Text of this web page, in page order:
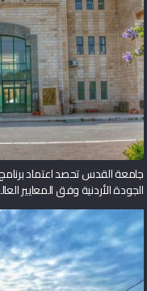
جامعة القدس تحصد اعتماد
الجودة الأردنية وفق المعايير